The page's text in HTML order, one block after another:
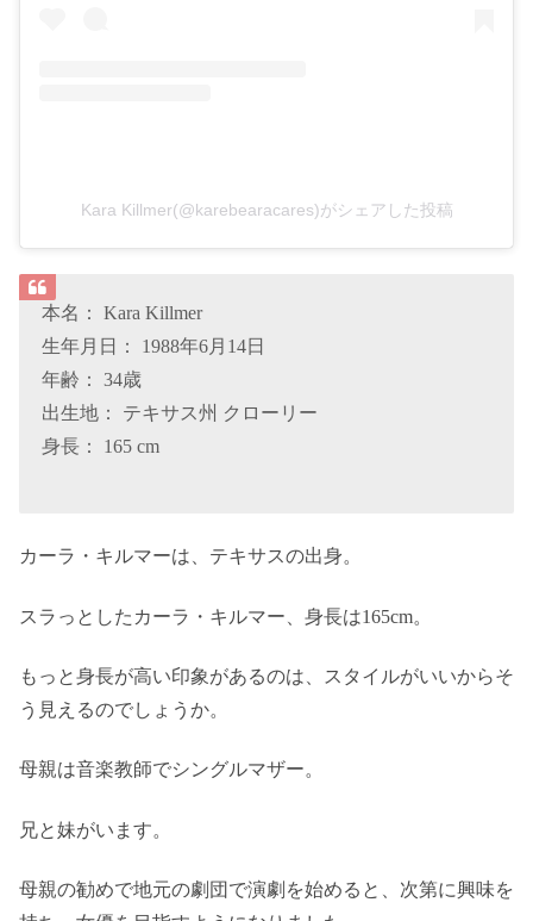
Kara Killmer(@karebearacares)がシェアした投稿
本名： Kara Killmer
生年月日： 1988年6月14日
年齢： 34歳
出生地： テキサス州 クローリー
身長： 165 cm
カーラ・キルマーは、テキサスの出身。
スラっとしたカーラ・キルマー、身長は165cm。
もっと身長が高い印象があるのは、スタイルがいいからそ
う見えるのでしょうか。
母親は音楽教師でシングルマザー。
兄と妹がいます。
母親の勧めで地元の劇団で演劇を始めると、次第に興味を